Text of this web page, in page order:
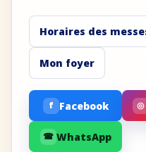
Horaires des
Mon foyer
f Facebook ◎
☎ WhatsApp